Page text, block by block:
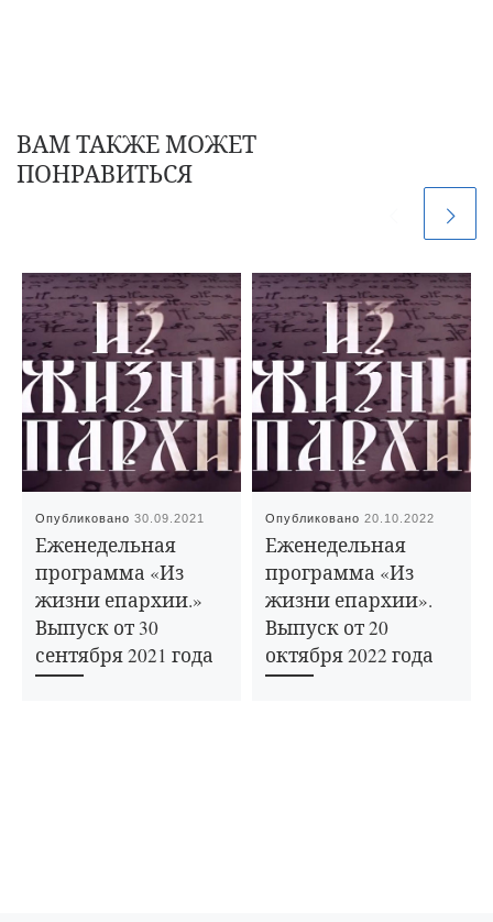
ВАМ ТАКЖЕ МОЖЕТ
ПОНРАВИТЬСЯ
Опубликовано30.09.2021
Еженедельная
программа «Из
жизни епархии.»
Выпуск от 30
сентября 2021 года
Опубликовано20.10.2022
Еженедельная
программа «Из
жизни епархии».
Выпуск от 20
октября 2022 года